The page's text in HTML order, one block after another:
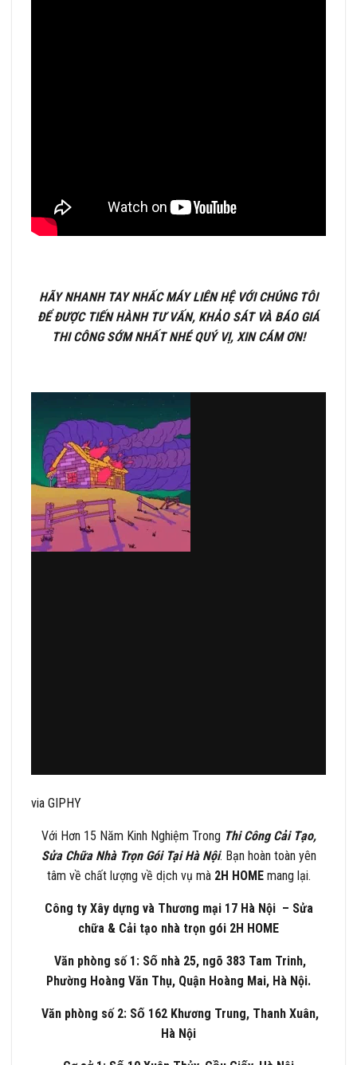
HÃY NHANH TAY NHẤC MÁY LIÊN HỆ VỚI CHÚNG TÔI
ĐỂ ĐƯỢC TIẾN HÀNH TƯ VẤN, KHẢO SÁT VÀ BÁO GIÁ
THI CÔNG SỚM NHẤT NHÉ QUÝ VỊ, XIN CÁM ƠN!
via GIPHY
Với Hơn 15 Năm Kinh Nghiệm Trong Thi Công Cải Tạo,
Sửa Chữa Nhà Trọn Gói Tại Hà Nội. Bạn hoàn toàn yên
tâm về chất lượng về dịch vụ mà 2H HOMEmang lại.
Công ty Xây dựng và Thương mại 17 Hà Nội – Sửa
chữa & Cải tạo nhà trọn gói 2H HOME
Văn phòng số 1: Số nhà 25, ngõ 383 Tam Trinh,
Phường Hoàng Văn Thụ, Quận Hoàng Mai, Hà Nội.
Văn phòng số 2: Số 162 Khương Trung, Thanh Xuân,
Hà Nội